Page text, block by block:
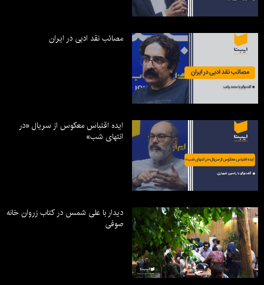
مصائب نقد ادبی در ایران
ایده اقتباس معکوس از سریال «در
انتهای شب»
دیدار با علی شمس در کتاب زروان خانه
صوفی